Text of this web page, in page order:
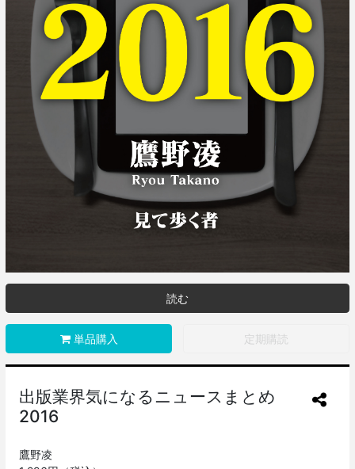
読む
単品購入 定期購読
出版業界気になるニュースまとめ
2016
鷹野凌